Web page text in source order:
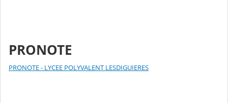
PRONOTE
PRONOTE - LYCEE POLYVALENT LESDIGUIERES